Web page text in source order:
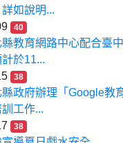
如說明...
40
教育網路中心配合臺
於11...
38
政府辦理「Google教
工作...
38